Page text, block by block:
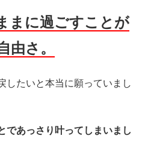
まに過ごすことが
由さ。
したいと本当に願っていまし
であっさり叶ってしまいまし